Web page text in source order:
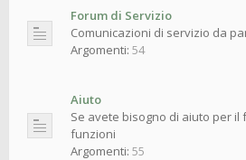
Forum di Servizio
Comunicazioni di servizio da
Argomenti: 54
Aiuto
Se avete bisogno di aiuto per il
funzioni
Argomenti: 55